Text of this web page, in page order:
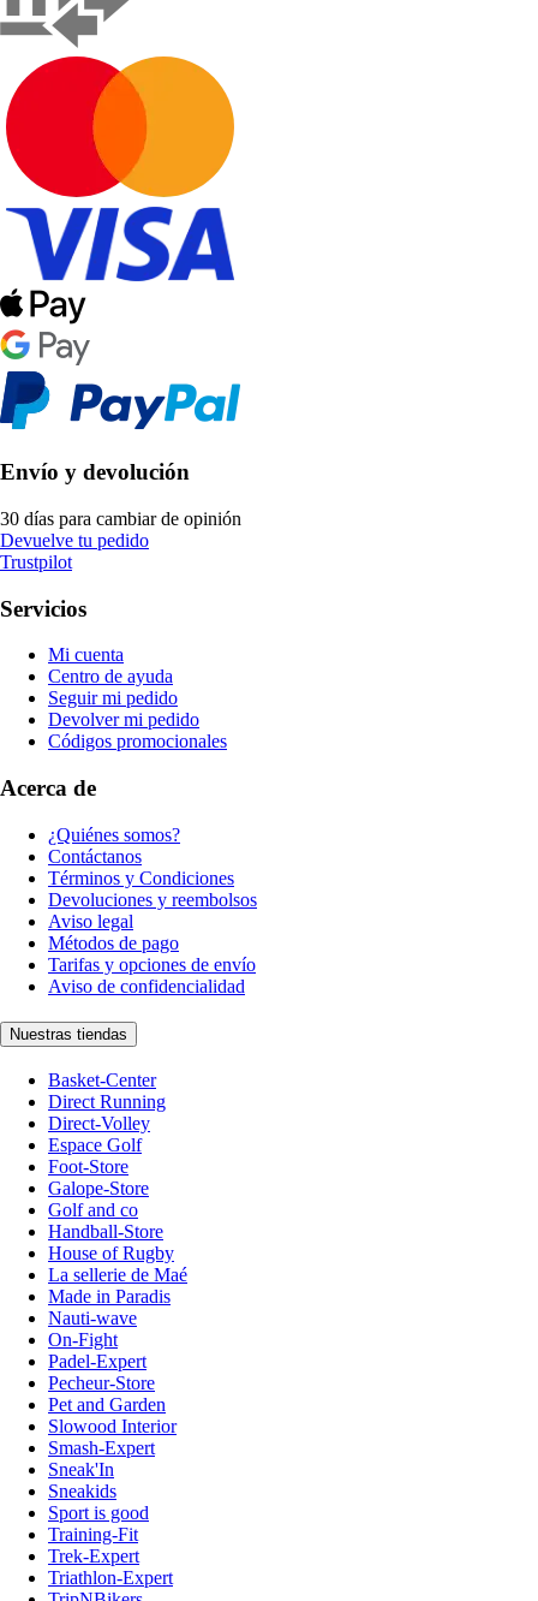
Envío y devolución
30 días para cambiar de opinión
Devuelve tu pedido
Trustpilot
Servicios
Mi cuenta
Centro de ayuda
Seguir mi pedido
Devolver mi pedido
Códigos promocionales
Acerca de
¿Quiénes somos?
Contáctanos
Términos y Condiciones
Devoluciones y reembolsos
Aviso legal
Métodos de pago
Tarifas y opciones de envío
Aviso de confidencialidad
Nuestras tiendas
Basket-Center
Direct Running
Direct-Volley
Espace Golf
Foot-Store
Galope-Store
Golf and co
Handball-Store
House of Rugby
La sellerie de Maé
Made in Paradis
Nauti-wave
On-Fight
Padel-Expert
Pecheur-Store
Pet and Garden
Slowood Interior
Smash-Expert
Sneak'In
Sneakids
Sport is good
Training-Fit
Trek-Expert
Triathlon-Expert